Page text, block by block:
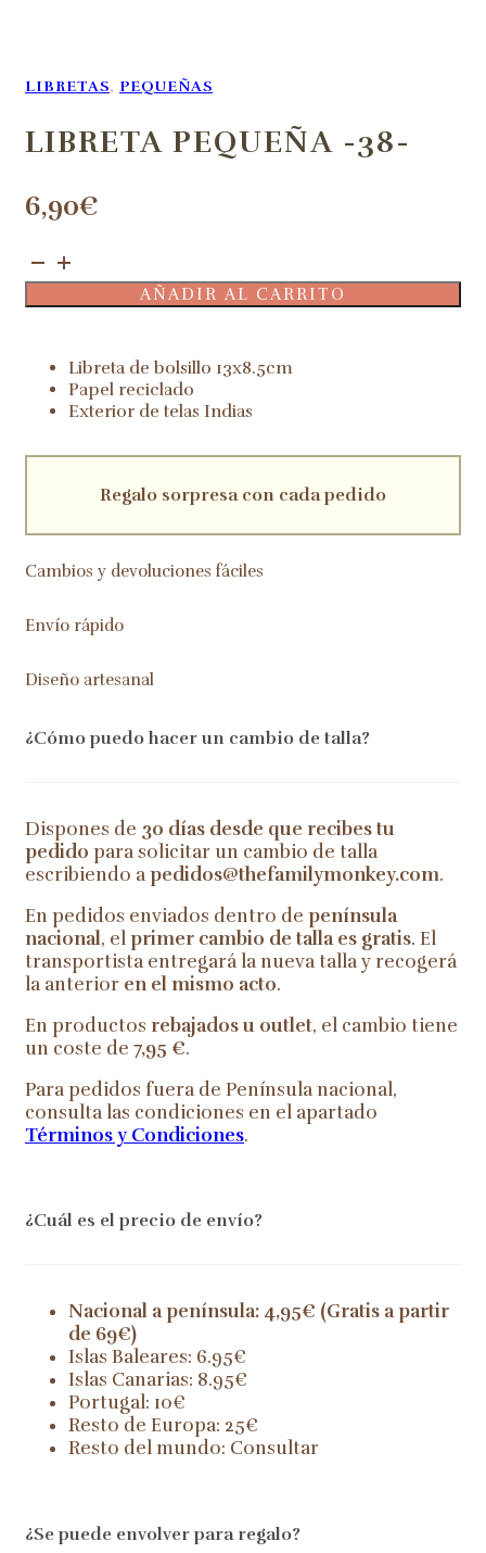
LIBRETAS, PEQUEÑAS
LIBRETA PEQUEÑA -38-
6,90€
Libreta
pequeña
-38-
AÑADIR AL CARRITO
Libreta de bolsillo 13x8.5cm
Papel reciclado
Exterior de telas Indias
Regalo sorpresa con cada pedido
Cambios y devoluciones fáciles
Envío rápido
Diseño artesanal
¿Cómo puedo hacer un cambio de talla?
Dispones de 30 días desde que recibes tu
pedido para solicitar un cambio de talla
escribiendo apedidos@thefamilymonkey.com.
En pedidos enviados dentro de península
nacional, elprimer cambio de talla es gratis. El
transportista entregará la nueva talla y recogerá
la anterior en el mismo acto.
En productos rebajados u outlet, el cambio tiene
un coste de 7,95 €.
Para pedidos fuera de Península nacional,
consulta las condiciones en el apartado
Términos y Condiciones.
¿Cuál es el precio de envío?
Nacional a península: 4,95€ (Gratis a partir
de 69€)
Islas Baleares: 6.95€
Islas Canarias: 8.95€
Portugal: 10€
Resto de Europa: 25€
Resto del mundo: Consultar
¿Se puede envolver para regalo?